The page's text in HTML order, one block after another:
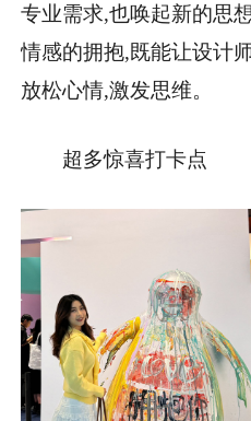
专业需求,也唤起新的思
情感的拥抱,既能让设计
放松心情,激发思维。
超多惊喜打卡点